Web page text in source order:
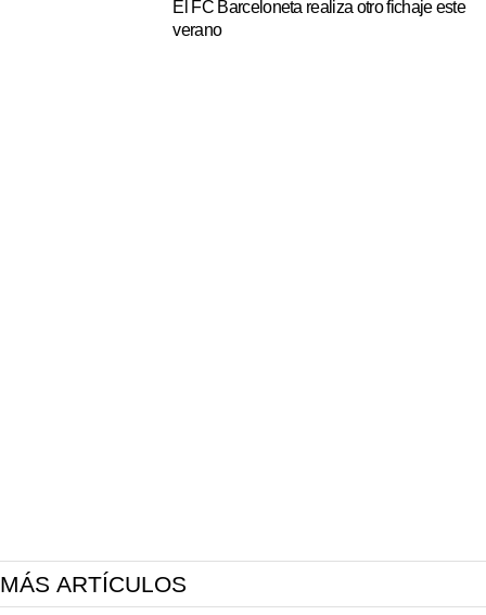
El FC Barceloneta realiza otro fichaje este
verano
MÁS ARTÍCULOS